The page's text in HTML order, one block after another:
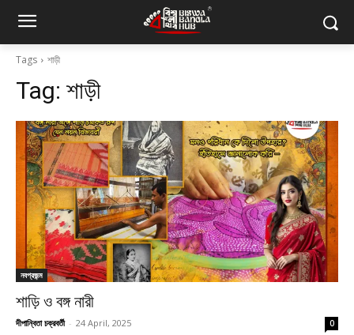
Tags শাড়ী
Tag: শাড়ী
নবপ্রজন্ম
শাড়ি ও বঙ্গ নারী
দীপান্বিতা চক্রবর্তী - 24 April, 2025 0